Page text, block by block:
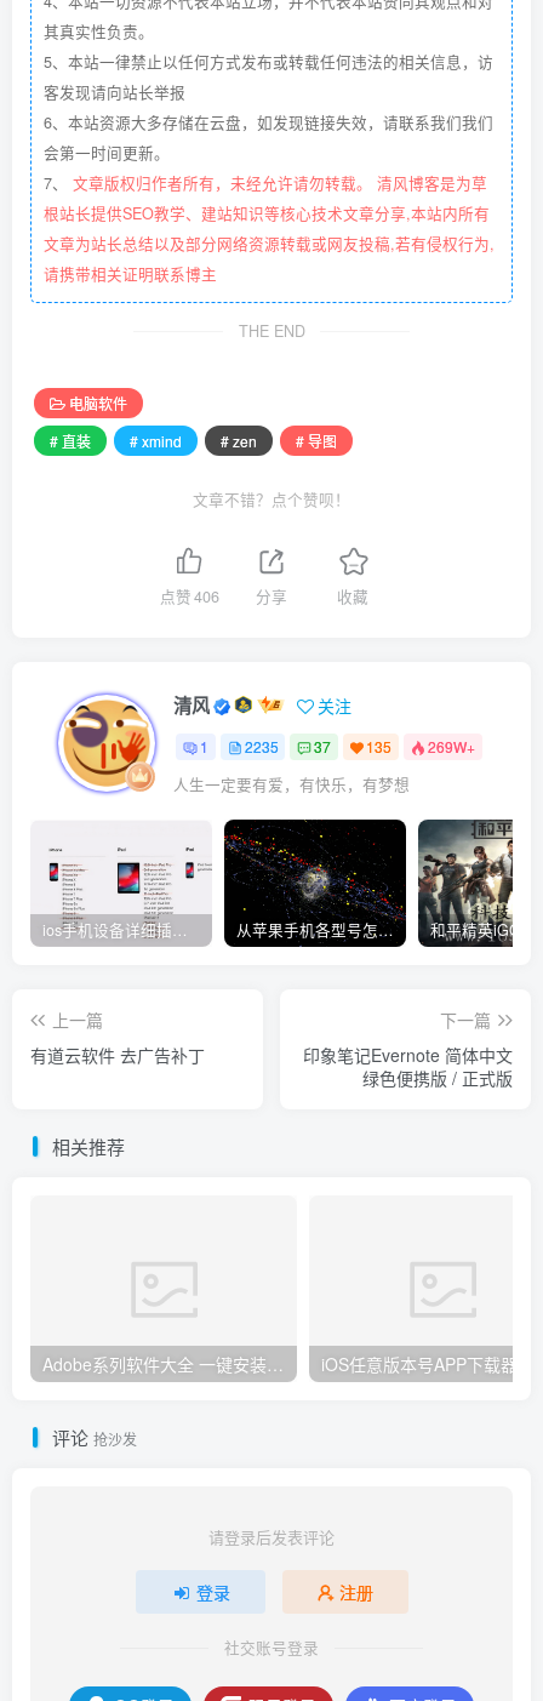
其真实性负责。
5、本站一律禁止以任何方式发布或转载任何违法的相关信息，访
客发现请向站长举报
6、本站资源大多存储在云盘，如发现链接失效，请联系我们我们
会第一时间更新。
7、 文章版权归作者所有，未经允许请勿转载。 清风博客是为草
根站长提供SEO教学、建站知识等核心技术文章分享,本站内所有
文章为站长总结以及部分网络资源转载或网友投稿,若有侵权行为,
请携带相关证明联系博主
THE END
电脑软件
# 直装
# xmind # zen # 导图
文章不错？点个赞呗！
点赞406 分享 收藏
清风 关注
1 2235 37 135 269W+
人生一定要有爱，有快乐，有梦想
ios手机设备详细插件平刷教程 从苹果手机各型号怎么越狱到怎么开科技完整教程
上一篇
有道云软件 去广告补丁
下一篇
印象笔记Evernote 简体中文
绿色便携版 / 正式版
相关推荐
Adobe系列软件大全 一键安装版 By：Ansifa iOS任意版本号APP下载器
评论 抢沙发
请登录后发表评论
登录 注册
社交账号登录